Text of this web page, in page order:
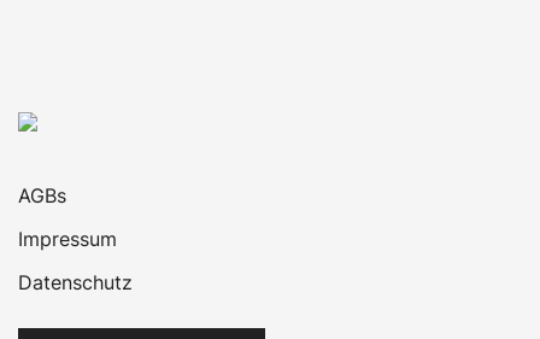
AGBs
Impressum
Datenschutz